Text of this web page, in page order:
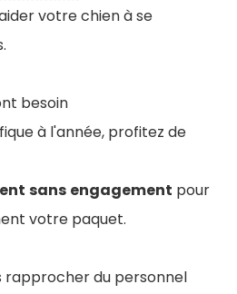
votre chien à se
besoin
à l'année, profitez de
sans engagement pour
votre paquet.
rapprocher du personnel